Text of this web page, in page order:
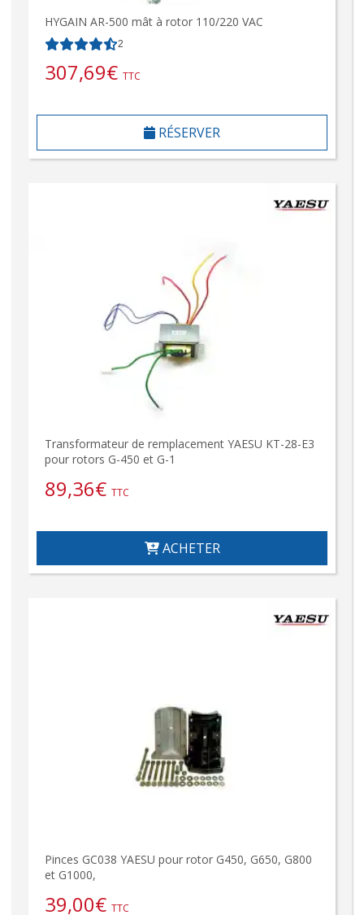
HYGAIN AR-500 mât à rotor 110/220 VAC
2
307,69€ TTC
RÉSERVER
Transformateur de remplacement YAESU KT-28-E3
pour rotors G-450 et G-1
89,36€ TTC
ACHETER
Pinces GC038 YAESU pour rotor G450, G650, G800
et G1000,
39,00€ TTC